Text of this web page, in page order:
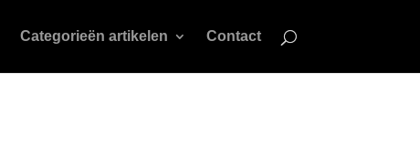
Categorieën artikelen Contact